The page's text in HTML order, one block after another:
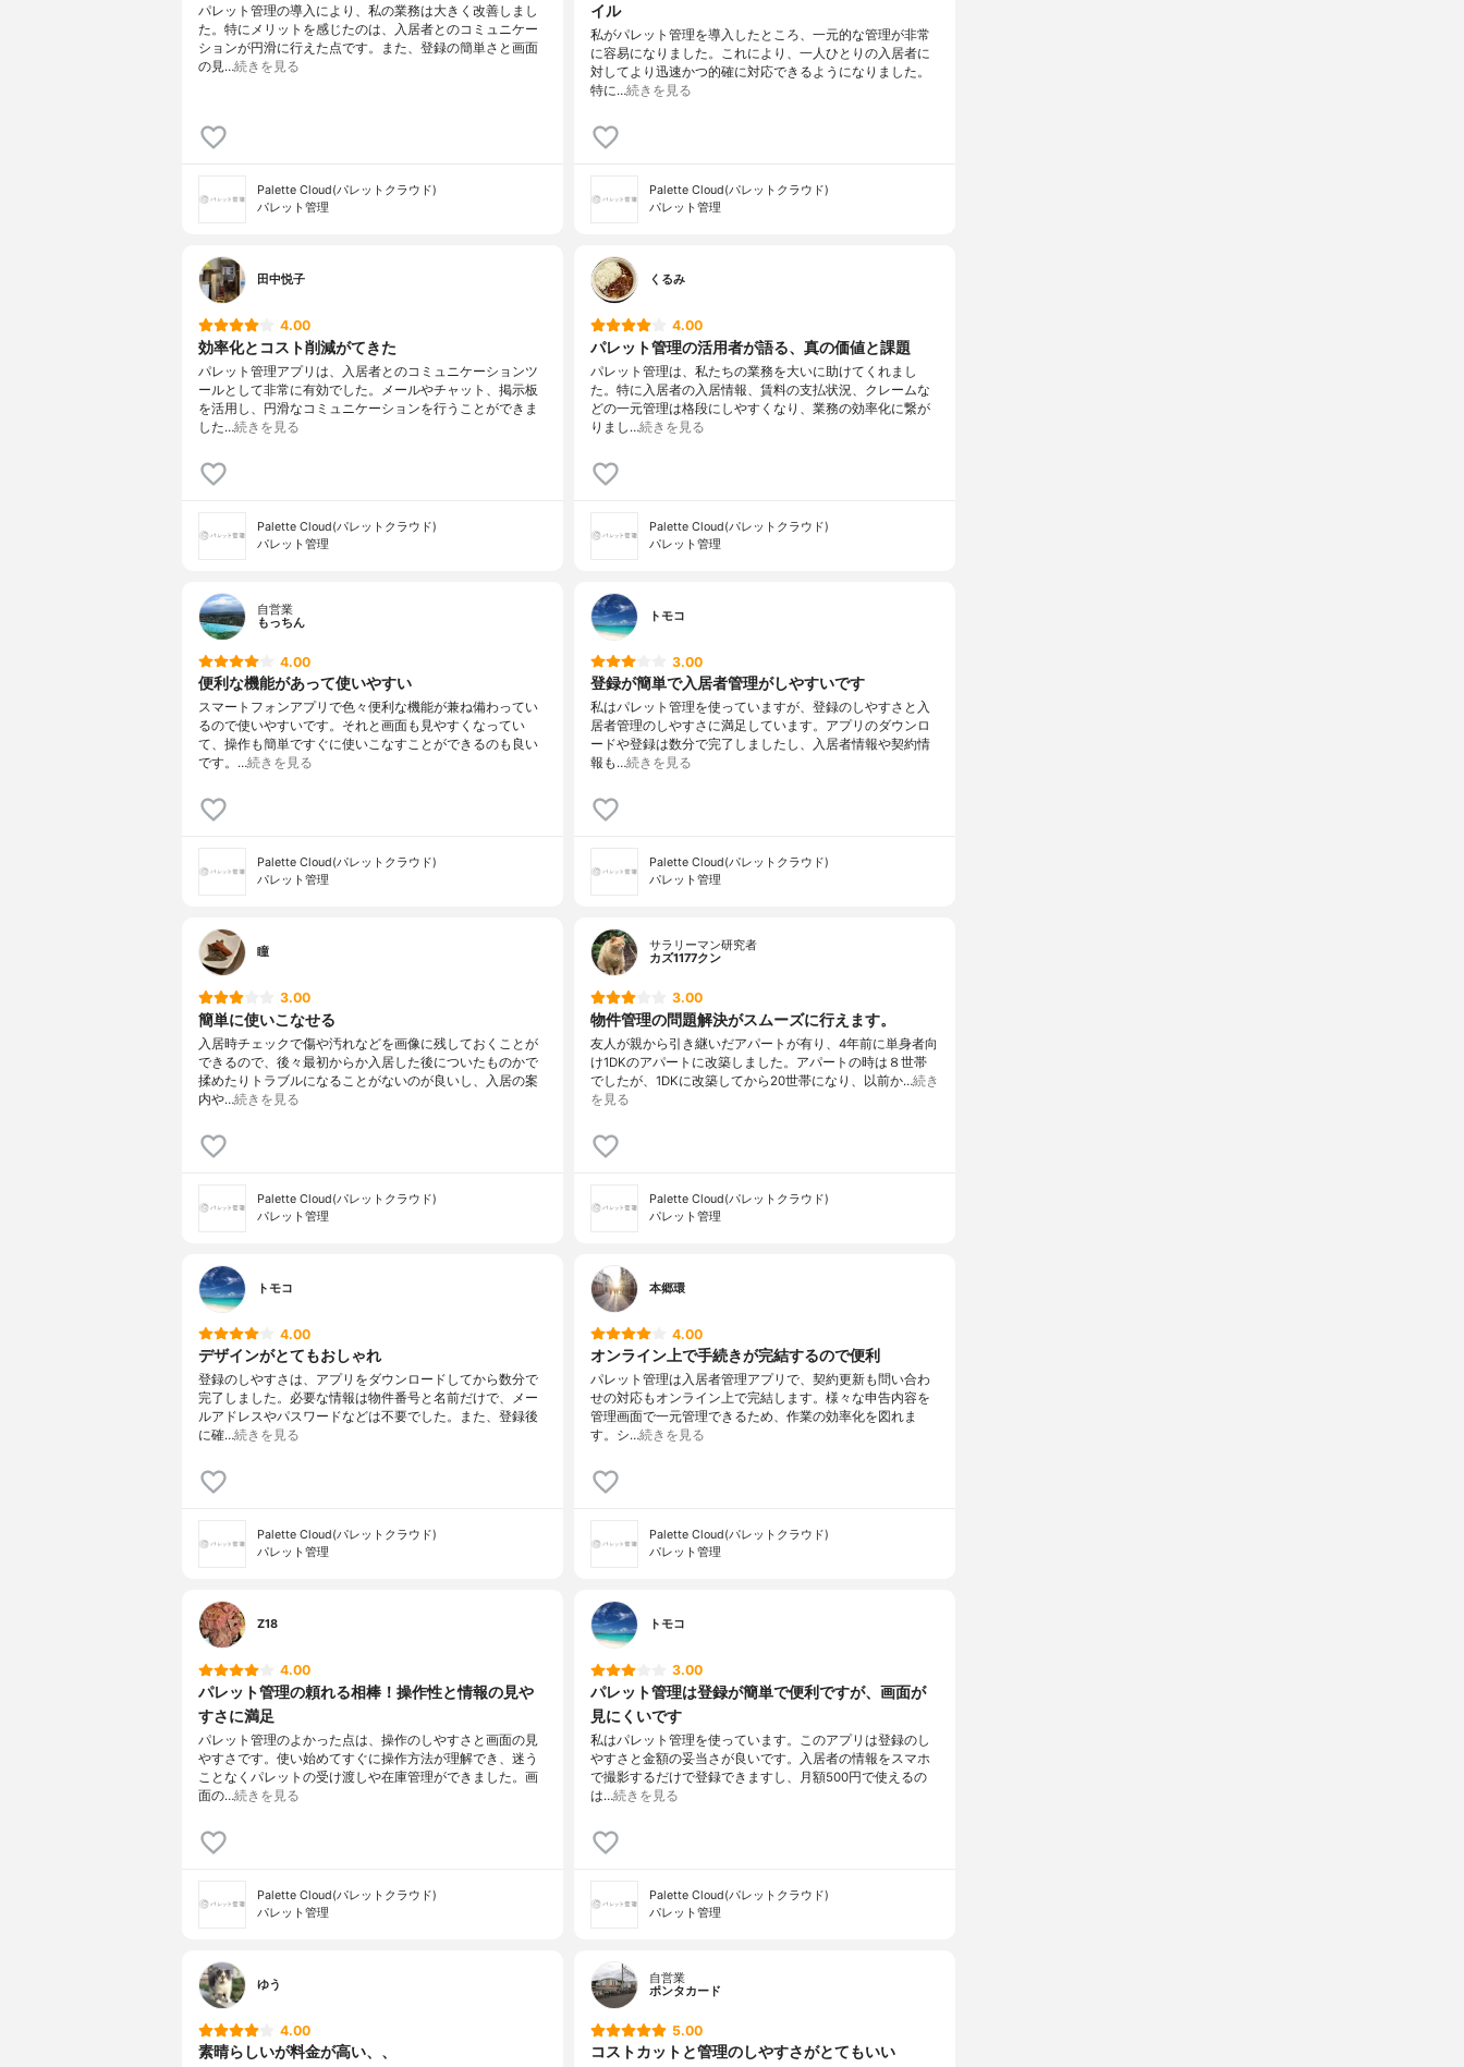
パレット管理の導入により、私の業務は大きく改善しまし
た。特にメリットを感じたのは、入居者とのコミュニケー
ションが円滑に行えた点です。また、登録の簡単さと画面
の見…続きを見る
Palette Cloud(パレットクラウド)
パレット管理
イル
私がパレット管理を導入したところ、一元的な管理が非常
に容易になりました。これにより、一人ひとりの入居者に
対してより迅速かつ的確に対応できるようになりました。
特に…続きを見る
Palette Cloud(パレットクラウド)
パレット管理
田中悦子
4.00
効率化とコスト削減がてきた
パレット管理アプリは、入居者とのコミュニケーションツ
ールとして非常に有効でした。メールやチャット、掲示板
を活用し、円滑なコミュニケーションを行うことができま
した…続きを見る
Palette Cloud(パレットクラウド)
パレット管理
くるみ
4.00
パレット管理の活用者が語る、真の価値と課題
パレット管理は、私たちの業務を大いに助けてくれまし
た。特に入居者の入居情報、賃料の支払状況、クレームな
どの一元管理は格段にしやすくなり、業務の効率化に繋が
りまし…続きを見る
Palette Cloud(パレットクラウド)
パレット管理
自営業
もっちん
4.00
便利な機能があって使いやすい
スマートフォンアプリで色々便利な機能が兼ね備わってい
るので使いやすいです。それと画面も見やすくなってい
て、操作も簡単ですぐに使いこなすことができるのも良い
です。…続きを見る
Palette Cloud(パレットクラウド)
パレット管理
トモコ
3.00
登録が簡単で入居者管理がしやすいです
私はパレット管理を使っていますが、登録のしやすさと入
居者管理のしやすさに満足しています。アプリのダウンロ
ードや登録は数分で完了しましたし、入居者情報や契約情
報も…続きを見る
Palette Cloud(パレットクラウド)
パレット管理
瞳
3.00
簡単に使いこなせる
入居時チェックで傷や汚れなどを画像に残しておくことが
できるので、後々最初からか入居した後についたものかで
揉めたりトラブルになることがないのが良いし、入居の案
内や…続きを見る
Palette Cloud(パレットクラウド)
パレット管理
サラリーマン研究者
カズ1177クン
3.00
物件管理の問題解決がスムーズに行えます。
友人が親から引き継いだアパートが有り、4年前に単身者向
け1DKのアパートに改築しました。アパートの時は８世帯
でしたが、1DKに改築してから20世帯になり、以前か…続き
を見る
Palette Cloud(パレットクラウド)
パレット管理
トモコ
4.00
デザインがとてもおしゃれ
登録のしやすさは、アプリをダウンロードしてから数分で
完了しました。必要な情報は物件番号と名前だけで、メー
ルアドレスやパスワードなどは不要でした。また、登録後
に確…続きを見る
Palette Cloud(パレットクラウド)
パレット管理
本郷環
4.00
オンライン上で手続きが完結するので便利
パレット管理は入居者管理アプリで、契約更新も問い合わ
せの対応もオンライン上で完結します。様々な申告内容を
管理画面で一元管理できるため、作業の効率化を図れま
す。シ…続きを見る
Palette Cloud(パレットクラウド)
パレット管理
Z18
4.00
パレット管理の頼れる相棒！操作性と情報の見や
すさに満足
パレット管理のよかった点は、操作のしやすさと画面の見
やすさです。使い始めてすぐに操作方法が理解でき、迷う
ことなくパレットの受け渡しや在庫管理ができました。画
面の…続きを見る
Palette Cloud(パレットクラウド)
パレット管理
トモコ
3.00
パレット管理は登録が簡単で便利ですが、画面が
見にくいです
私はパレット管理を使っています。このアプリは登録のし
やすさと金額の妥当さが良いです。入居者の情報をスマホ
で撮影するだけで登録できますし、月額500円で使えるの
は…続きを見る
Palette Cloud(パレットクラウド)
パレット管理
ゆう
4.00
素晴らしいが料金が高い、、
自営業
ポンタカード
5.00
コストカットと管理のしやすさがとてもいい